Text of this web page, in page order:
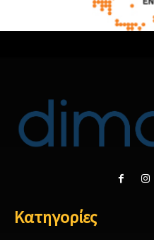
Κατηγορίες